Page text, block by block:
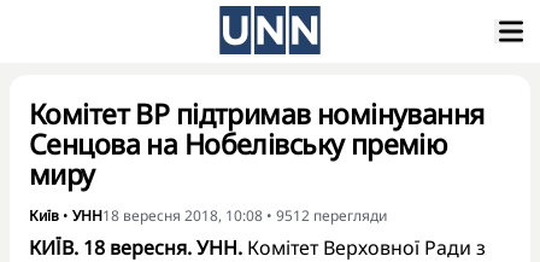
Комітет ВР підтримав номінування
Сенцова на Нобелівську премію
миру
Київ • УНН18 вересня 2018, 10:08 • 9512 перегляди
КИЇВ. 18 вересня. УНН. Комітет Верховної Ради з